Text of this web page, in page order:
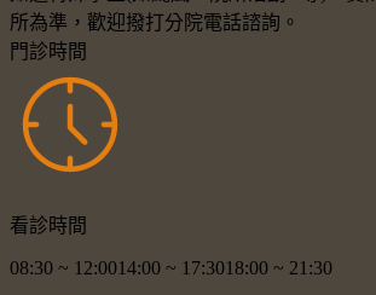
所為準，歡迎撥打分院電話諮詢。
門診時間
看診時間
08:30 ~ 12:0014:00 ~ 17:3018:00 ~ 21:30